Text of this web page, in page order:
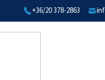
+36/20 378-2863